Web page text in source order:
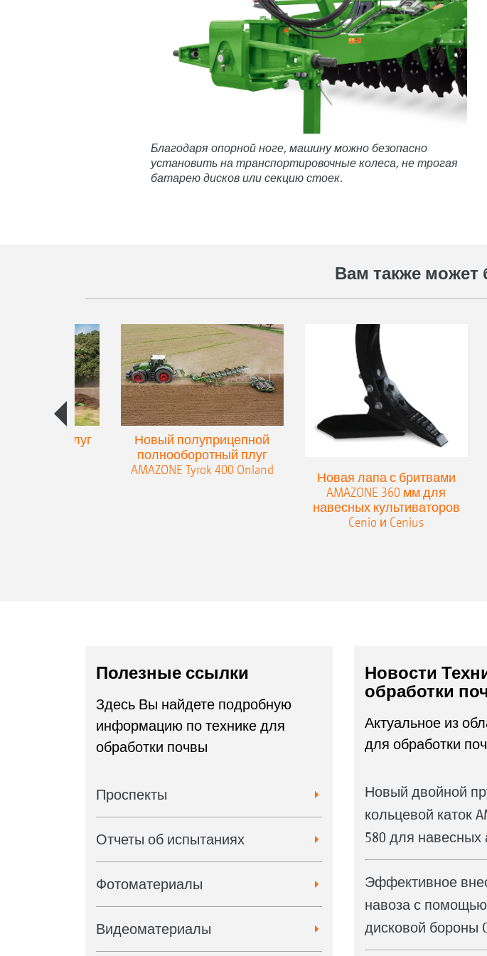
Благодаря опорной ноге, машину можно безопасно
установить на транспортировочные колеса, не трогая
батарею дисков или секцию стоек.
Вам также может
плуг
Новый полуприцепной
полнооборотный плуг
AMAZONE Tyrok 400 Onland
Новая лапа с бритвами
AMAZONE 360 мм для
навесных культиваторов
Cenio и Cenius
Полезные ссылки
Здесь Вы найдете подробную
информацию по технике для
обработки почвы
Проспекты
Отчеты об испытаниях
Фотоматериалы
Видеоматериалы
Новости
обработки
Актуальное из
для обработки
Новый двойной
кольцевой каток
580 для навесных
Эффективное
навоза с
дисковой бороны